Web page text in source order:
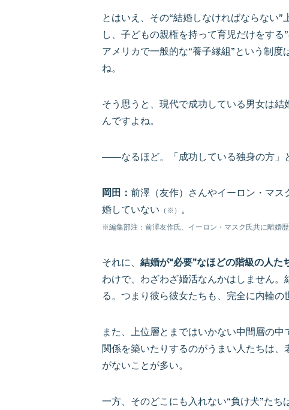
とはいえ、その“結婚しなければならない
し、子どもの親権を持って育児だけをする
アメリカで一般的な“養子縁組”という制
ね。
そう思うと、現代で成功している男女は
んですよね。
――なるほど。「成功している独身の方」
岡田： 前澤（友作）さんやイーロン・マ
婚していない （※）
※編集部注：前澤友作氏、イーロン・マスク氏共に離婚歴
それに、 結婚が“必要”なほどの階級の人
わけで、わざわざ婚活なんかはしません
る。つまり彼ら彼女たちも、完全に内輪の
また、上位層とまではいかない中間層の
関係を築いたりするのがうまい人たちは
がないことが多い。
一方、そのどこにも入れない“負け犬”た